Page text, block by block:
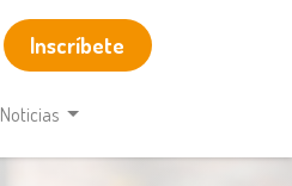
Inscríbete
Noticias